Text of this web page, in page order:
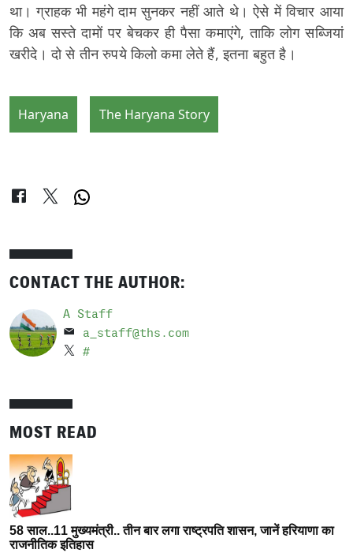
था। ग्राहक भी महंगे दाम सुनकर नहीं आते थे। ऐसे में विचार आया
कि अब सस्ते दामों पर बेचकर ही पैसा कमाएंगे, ताकि लोग सब्जियां
खरीदे। दो से तीन रुपये किलो कमा लेते हैं, इतना बहुत है।
Haryana The Haryana Story
CONTACT THE AUTHOR:
A Staff
a_staff@ths.com
#
MOST READ
58 साल..11 मुख्यमंत्री.. तीन बार लगा राष्ट्रपति शासन, जानें हरियाणा का
राजनीतिक इतिहास